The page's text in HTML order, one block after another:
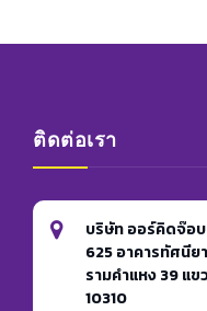
ติดต่อเรา
บริษัท ออร์คิดจ๊อ
625 อาคารทัศนีย
รามคำแหง 39 แ
10310